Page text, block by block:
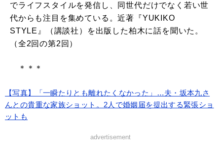
でライフスタイルを発信し、同世代だけでなく若い世
代からも注目を集めている。近著『YUKIKO
STYLE』（講談社）を出版した柏木に話を聞いた。
（全2回の第2回）
＊＊＊
【写真】「一瞬たりとも離れたくなかった」…夫・坂本九さ
んとの貴重な家族ショット。2人で婚姻届を提出する緊張ショ
ットも
advertisement